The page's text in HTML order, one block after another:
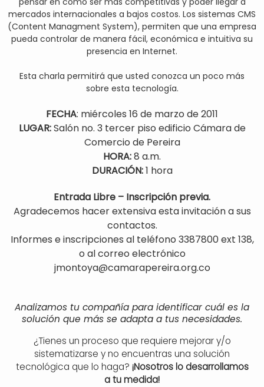
mercados internacionales a bajos costos. Los sistemas CMS
(Content Managment System), permiten que una empresa
pueda controlar de manera fácil, económica e intuitiva su
presencia en Internet.
Esta charla permitirá que usted conozca un poco más
sobre esta tecnología.
FECHA: miércoles 16 de marzo de 2011
LUGAR:Salón no. 3 tercer piso edificio Cámara de
Comercio de Pereira
HORA:8 a.m.
DURACIÓN:1 hora
Entrada Libre – Inscripción previa.
Agradecemos hacer extensiva esta invitación a sus
contactos.
Informes e inscripciones al teléfono 3387800 ext 138,
o al correo electrónico
jmontoya@camarapereira.org.co
Analizamos tu compañía para identificar cuál es la
solución que más se adapta a tus necesidades.
¿Tienes un proceso que requiere mejorar y/o
sistematizarse y no encuentras una solución
tecnológica que lo haga? ¡Nosotros lo desarrollamos
a tu medida!